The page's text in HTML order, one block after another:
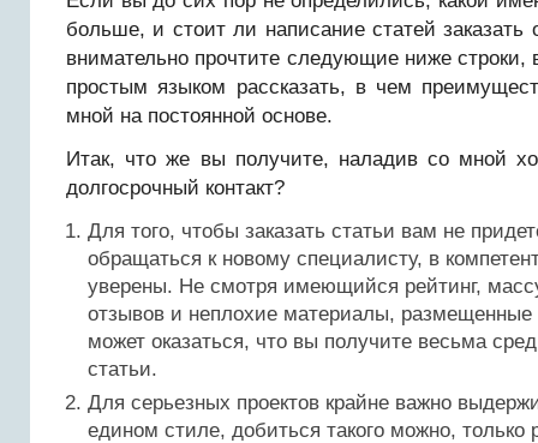
больше, и стоит ли написание статей заказать
внимательно прочтите следующие ниже строки,
простым языком рассказать, в чем
мной на постоянной основе.
Итак, что же вы получите, наладив со мной
долгосрочный контакт?
Для того, чтобы заказать статьи вам не
обращаться к новому специалисту, в
уверены. Не смотря имеющийся рейтинг,
отзывов и неплохие материалы,
может оказаться, что вы получите весьма
статьи.
Для серьезных проектов крайне важно
едином стиле, добиться такого можно,